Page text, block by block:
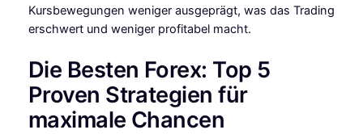
Kursbewegungen weniger ausgeprägt, was das Trading
erschwert und weniger profitabel macht.
Die Besten Forex: Top 5
Proven Strategien für
maximale Chancen